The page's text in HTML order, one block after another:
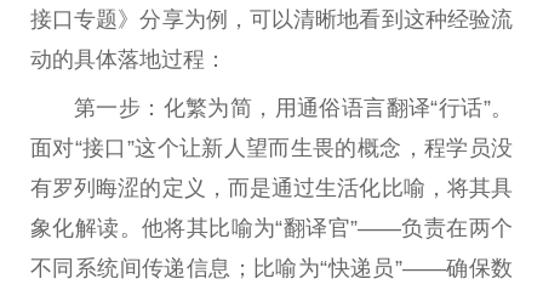
接口专题》分享为例，可以清晰地看到这种经验流
动的具体落地过程：
第一步：化繁为简，用通俗语言翻译“行话”。
面对“接口”这个让新人望而生畏的概念，程学员没
有罗列晦涩的定义，而是通过生活化比喻，将其具
象化解读。他将其比喻为“翻译官”——负责在两个
不同系统间传递信息；比喻为“快递员”——确保数